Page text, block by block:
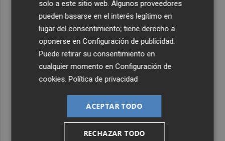
solo a este sitio web. Algunos proveedores
pueden basarse en el interés legítimo en
lugar del consentimiento; tiene derecho a
oponerse enConfiguración de publicidad
Puede retirar su consentimiento en
cualquier momento enConfiguración de
cookies .Política de privacidad
ACEPTAR TODO
RECHAZAR TODO